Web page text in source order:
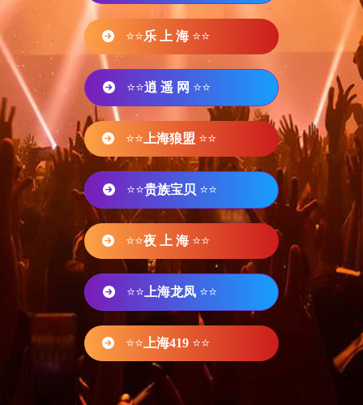
⭐⭐乐 上 海 ⭐⭐
⭐⭐逍 遥 网 ⭐⭐
⭐⭐ 上海狼盟 ⭐⭐
⭐⭐贵族宝贝 ⭐⭐
⭐⭐夜 上 海 ⭐⭐
⭐⭐ 上海龙凤 ⭐⭐
⭐⭐ 上海419 ⭐⭐